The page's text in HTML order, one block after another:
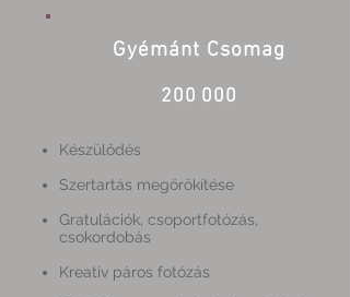
Gyémánt Csomag
200 000
Készülődés
Szertartás megörökítése
Gratulációk, csoportfotózás,
csokordobás
Kreatív páros fotózás